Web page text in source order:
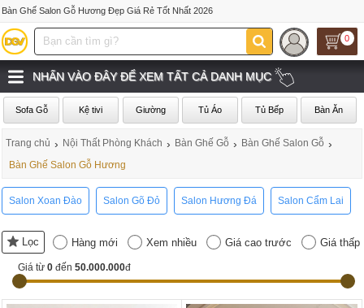
Bàn Ghế Salon Gỗ Hương Đẹp Giá Rẻ Tốt Nhất 2026
0
NHẤN VÀO ĐÂY ĐỂ XEM TẤT CẢ DANH MỤC
Sofa Gỗ Kệ tivi Giường Tủ Áo Tủ Bếp Bàn Ăn
Trang chủ › Nội Thất Phòng Khách › Bàn Ghế Gỗ › Bàn Ghế Salon Gỗ ›
Bàn Ghế Salon Gỗ Hương
Salon Xoan Đào Salon Gõ Đỏ Salon Hương Đá Salon Cẩm Lai
Lọc Hàng mới Xem nhiều Giá cao trước Giá
Giá từ0 đến50.000.000đ